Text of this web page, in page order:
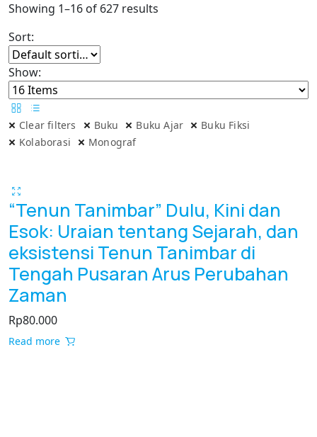
Showing 1–16 of 627 results
Sort:
Show:
Clear filters Buku Buku Ajar
Buku Fiksi
Kolaborasi
Monograf
“Tenun Tanimbar” Dulu, Kini dan
Esok: Uraian tentang Sejarah, dan
eksistensi Tenun Tanimbar di
Tengah Pusaran Arus Perubahan
Zaman
Rp80.000
Read more